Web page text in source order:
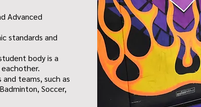
Advanced
standards and
body is a
teams, such as
Soccer,